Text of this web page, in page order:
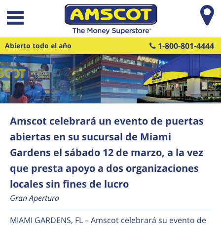
Saltar al contenido principal
Abierto todo el año 1-800-801-4444
Amscot celebrará un evento de puertas
abiertas en su sucursal de Miami
Gardens el sábado 12 de marzo, a la vez
que presta apoyo a dos organizaciones
locales sin fines de lucro
Gran Apertura
MIAMI GARDENS, FL – Amscot celebrará su evento de